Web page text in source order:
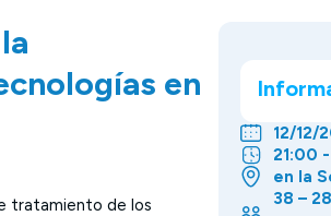
en
tratamiento de los
12/12/
21:00
en la
38 –